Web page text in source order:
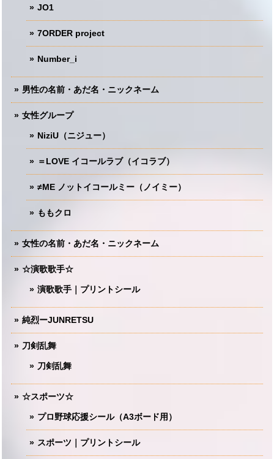
JO1
7ORDER project
Number_i
男性の名前・あだ名・ニックネーム
女性グループ
NiziU（ニジュー）
＝LOVE イコールラブ（イコラブ）
≠ME ノットイコールミー（ノイミー）
ももクロ
女性の名前・あだ名・ニックネーム
☆演歌歌手☆
演歌歌手｜プリントシール
純烈ーJUNRETSU
刀剣乱舞
刀剣乱舞
☆スポーツ☆
プロ野球応援シール（A3ボード用）
スポーツ｜プリントシール